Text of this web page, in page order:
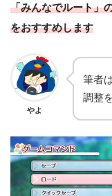
「みんなでルート」
をおすすめします
やよ
筆者
調整